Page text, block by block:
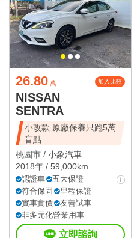
26.80 萬 加入比較
NISSAN
SENTRA
小改款 原廠保養只跑5萬
盲點
桃園市 / 小象汽車
2018年 / 59,000km
認證車
五大保證
符合保固
里程保證
實車實價
友善試車
非多元化營業用車
立即諮詢